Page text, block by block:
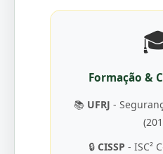
Formação &
📚 UFRJ -
🔒 CISSP - ISC²